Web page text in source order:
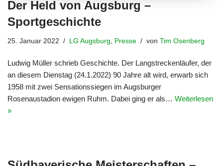
Der Held von Augsburg –
Sportgeschichte
25. Januar 2022 LG Augsburg Presse von Tim Osenberg
Ludwig Müller schrieb Geschichte. Der Langstreckenläufer, der
an diesem Dienstag (24.1.2022) 90 Jahre alt wird, erwarb sich
1958 mit zwei Sensationssiegen im Augsburger
Rosenaustadion ewigen Ruhm. Dabei ging er als… Weiterlesen
»